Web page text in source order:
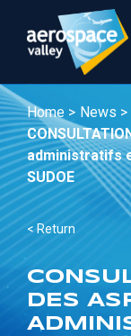
main
Home > News >
administratifs
SUDOE
< Return
DES